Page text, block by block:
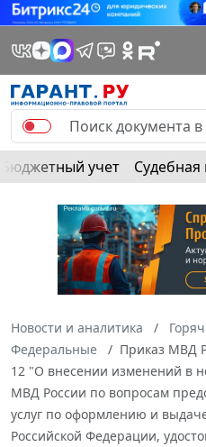
Бюджетный учет Судебная
Новости и аналитика
Федеральные
Приказ МВД
12 "О внесении изменений в
МВД России по вопросам
услуг по оформлению и
Российской Федерации,